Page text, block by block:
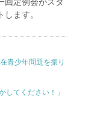
します。
青少年問題を振り
してください！」